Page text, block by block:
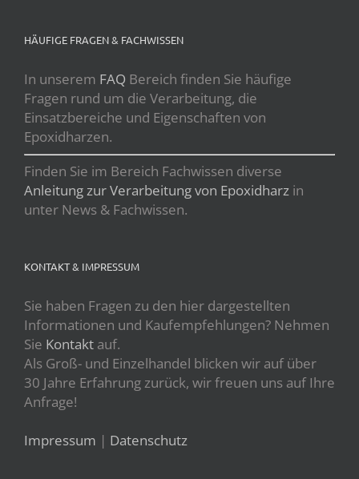
HÄUFIGE FRAGEN & FACHWISSEN
In unserem FAQ Bereich finden Sie häufige
Fragen rund um die Verarbeitung, die
Einsatzbereiche und Eigenschaften von
Epoxidharzen.
Finden Sie im Bereich Fachwissen diverse
Anleitung zur Verarbeitung von Epoxidharz in
unter News & Fachwissen.
KONTAKT & IMPRESSUM
Sie haben Fragen zu den hier dargestellten
Informationen und Kaufempfehlungen? Nehmen
Sie Kontakt auf.
Als Groß- und Einzelhandel blicken wir auf über
30 Jahre Erfahrung zurück, wir freuen uns auf Ihre
Anfrage!
Impressum | Datenschutz